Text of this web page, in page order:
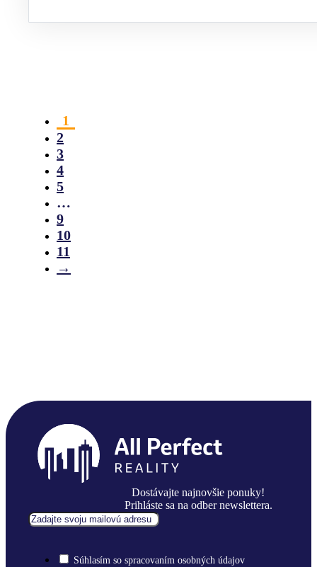
1
2
3
4
5
…
9
10
11
→
Dostávajte najnovšie ponuky!
Prihláste sa na odber newslettera.
Súhlasím so spracovaním osobných údajov